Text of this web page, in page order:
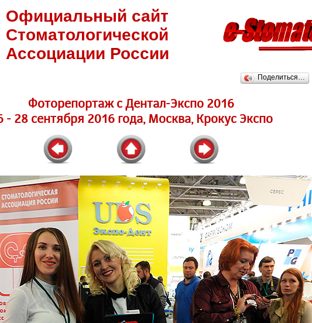
Официальный сайт
Стоматологической
Ассоциации России
Поделиться…
Фоторепортаж с Дентал-Экспо 2016
- 28 сентября 2016 года, Москва, Крокус Экспо